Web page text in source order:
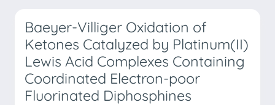
Baeyer-Villiger Oxidation of
Ketones Catalyzed by Platinum(II)
Lewis Acid Complexes Containing
Coordinated Electron-poor
Fluorinated Diphosphines